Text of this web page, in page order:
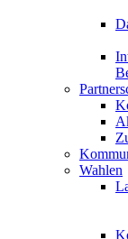
Wahlen